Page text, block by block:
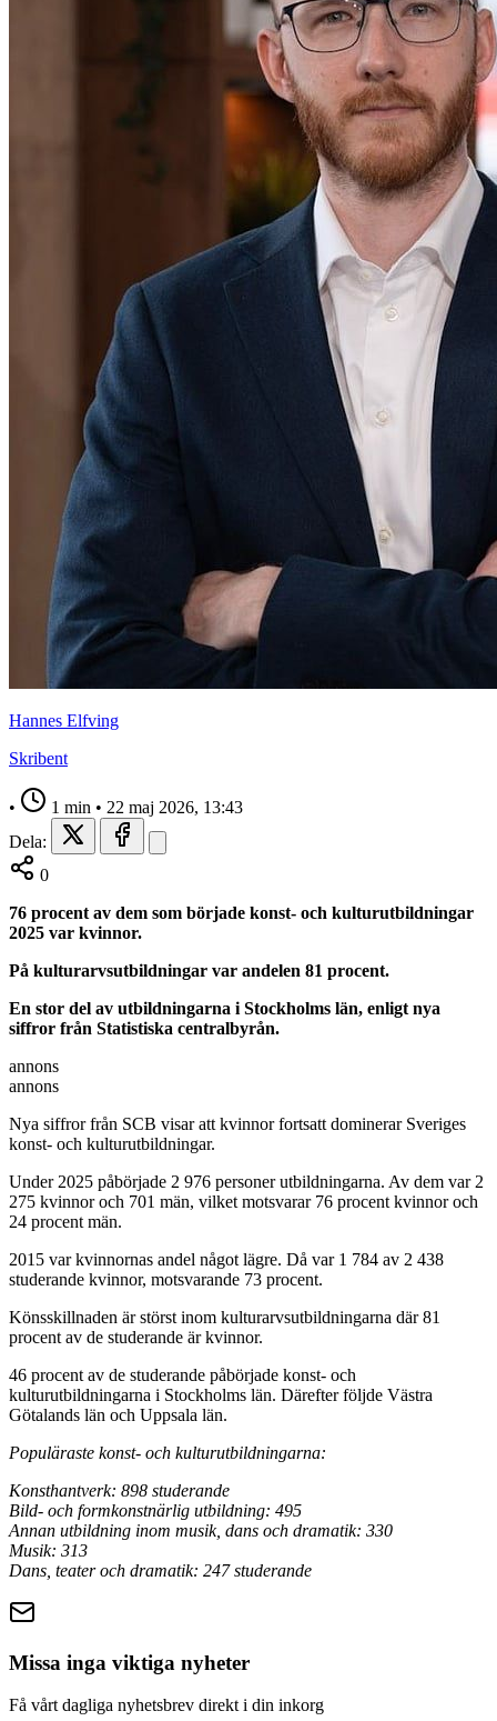
Hannes Elfving
Skribent
• 1 min • 22 maj 2026, 13:43
Dela:
0
76 procent av dem som började konst- och kulturutbildningar
2025 var kvinnor.
På kulturarvsutbildningar var andelen 81 procent.
En stor del av utbildningarna i Stockholms län, enligt nya
siffror från Statistiska centralbyrån.
annons
annons
Nya siffror från SCB visar att kvinnor fortsatt dominerar Sveriges
konst- och kulturutbildningar.
Under 2025 påbörjade 2 976 personer utbildningarna. Av dem var 2
275 kvinnor och 701 män, vilket motsvarar 76 procent kvinnor och
24 procent män.
2015 var kvinnornas andel något lägre. Då var 1 784 av 2 438
studerande kvinnor, motsvarande 73 procent.
Könsskillnaden är störst inom kulturarvsutbildningarna där 81
procent av de studerande är kvinnor.
46 procent av de studerande påbörjade konst- och
kulturutbildningarna i Stockholms län. Därefter följde Västra
Götalands län och Uppsala län.
Populäraste konst- och kulturutbildningarna:
Konsthantverk: 898 studerande
Bild- och formkonstnärlig utbildning: 495
Annan utbildning inom musik, dans och dramatik: 330
Musik: 313
Dans, teater och dramatik: 247 studerande
Missa inga viktiga nyheter
Få vårt dagliga nyhetsbrev direkt i din inkorg